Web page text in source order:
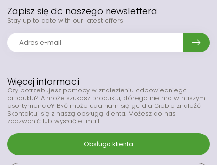
Więcej informacji
Czy potrzebujesz pomocy w znalezieniu odpowiedniego
produktu? A może szukasz produktu, którego nie ma w naszym
asortymencie? Być może uda nam się go dla Ciebie znaleźć.
Skontaktuj się z naszą obsługą klienta. Możesz do nas
zadzwonić lub wysłać e-mail.
Obsługa klienta
Zapisz się do naszego newslettera
Stay up to date with our latest offers